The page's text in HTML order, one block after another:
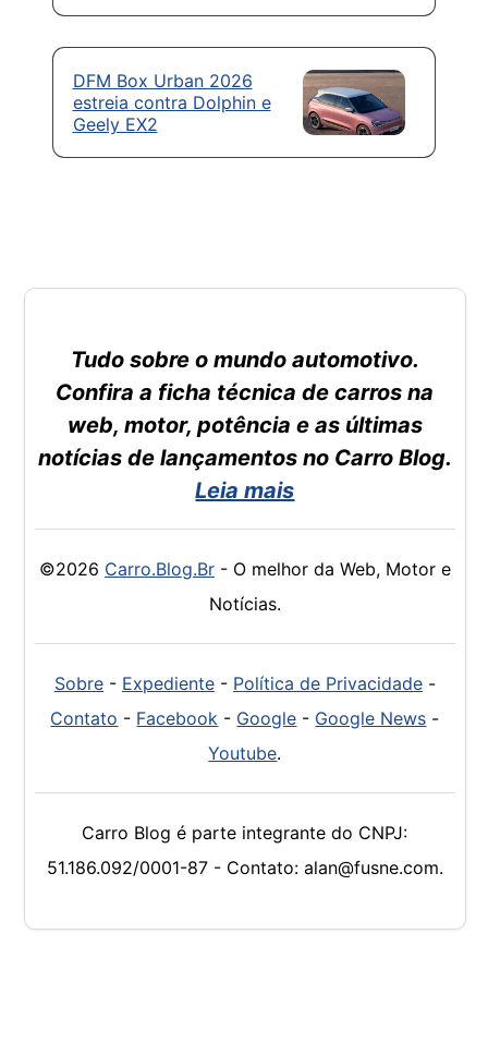
DFM Box Urban 2026
estreia contra Dolphin e
Geely EX2
Tudo sobre o mundo automotivo.
Confira a ficha técnica de carros na
web, motor, potência e as últimas
notícias de lançamentos no Carro Blog.
Leia mais
©2026 Carro.Blog.Br- O melhor da Web, Motor e
Notícias.
Sobre- Expediente- Política de Privacidade-
Contato - Facebook - Google - Google News -
Youtube.
Carro Blog é parte integrante do CNPJ:
51.186.092/0001-87 - Contato: alan@fusne.com.